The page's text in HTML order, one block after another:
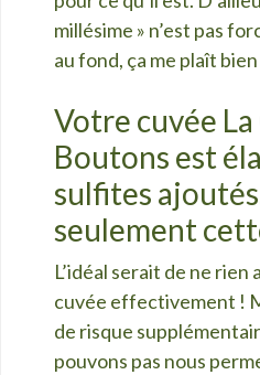
millésime » n’est pas
au fond, ça me plaît bien
Votre cuvée
Boutons est
sulfites
seulement
L’idéal serait de ne
cuvée effectivement !
de risque
pouvons pas nous